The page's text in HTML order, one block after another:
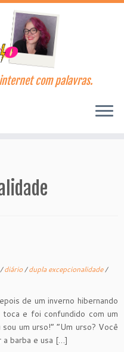
com palavras.
/diário/dupla excepcionalidade/
de um inverno hibernando
e foi confundido com um
um urso!” “Um urso? Você
a barba e usa […]